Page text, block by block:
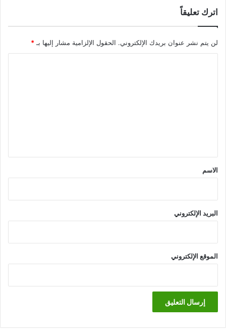
اترك تعليقاً
لن يتم نشر عنوان بريدك الإلكتروني. الحقول الإلزامية مشار إليها بـ *
*
الاسم
البريد الإلكتروني
الموقع الإلكتروني